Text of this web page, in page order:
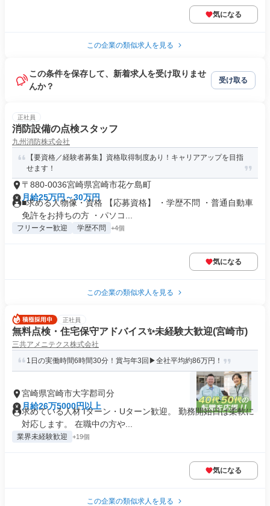
気になる
この企業の類似求人を見る
この条件を保存して、新着求人を受け取りませ
んか？
受け取る
正社員
消防設備の点検スタッフ
九州消防株式会社
【要資格／経験者募集】資格取得制度あり！キャリアアップを目指
せます！
〒880-0036宮崎県宮崎市花ケ島町
月給25万円～30万円
■求める人物像・資格 【応募資格】 ・学歴不問 ・普通自動車
免許をお持ちの方 ・パソコ...
フリーター歓迎 学歴不問 +4個
気になる
この企業の類似求人を見る
正社員
無料点検・住宅保守アドバイス✨未経験大歓迎(宮崎市)
三共アメニテクス株式会社
1日の実働時間6時間30分！賞与年3回▶全社平均約86万円！
宮崎県宮崎市大字郡司分
月給26万5000円以上
求めている人材 Iターン・Uターン歓迎。 勤務開始日は柔軟に
対応します。 在職中の方や...
業界未経験歓迎 +19個
気になる
この企業の類似求人を見る